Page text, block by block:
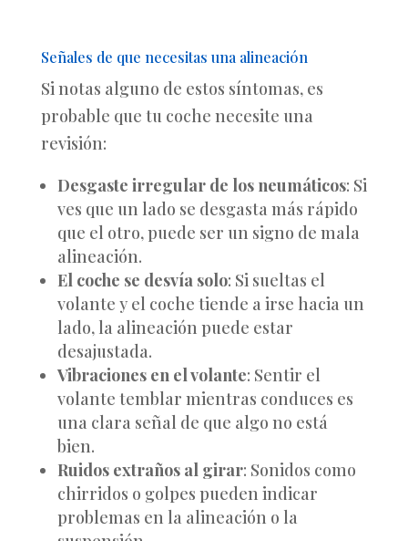
Señales de que necesitas una alineación
Si notas alguno de estos síntomas, es
probable que tu coche necesite una
revisión:
Desgaste irregular de los neumáticos: Si
ves que un lado se desgasta más rápido
que el otro, puede ser un signo de mala
alineación.
El coche se desvía solo: Si sueltas el
volante y el coche tiende a irse hacia un
lado, la alineación puede estar
desajustada.
Vibraciones en el volante: Sentir el
volante temblar mientras conduces es
una clara señal de que algo no está
bien.
Ruidos extraños al girar: Sonidos como
chirridos o golpes pueden indicar
problemas en la alineación o la